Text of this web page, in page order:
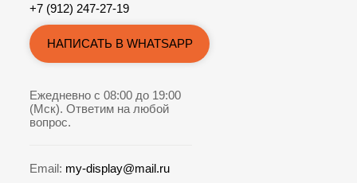
+7 (912) 247-27-19
НАПИСАТЬ В WHATSAPP
Ежедневно с 08:00 до 19:00
(Мск). Ответим на любой
вопрос.
Email: my-display@mail.ru